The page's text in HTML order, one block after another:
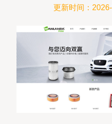
更新时间：